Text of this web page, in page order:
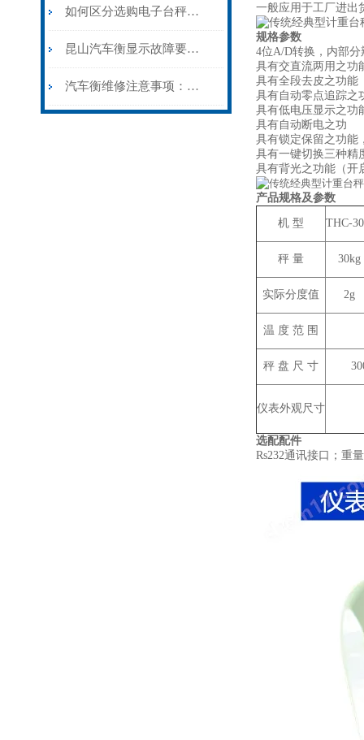
​如何区分选购电子台秤与电子平台秤？
昆山汽车衡显示故障要怎么维修？
汽车衡维修注意事项：守护计量“生命线”的安全法则
一般应用于工厂进出
规格参数
4位A/D转换，内部分
具有交直流两用之功
具有全段去皮之功能
具有自动零点追踪之
具有低电压显示之功
具有自动断电之功
具有锁定保留之功能
具有一键切换三种精
具有背光之功能（开
产品规格及参数
机 型 THC-
秤 量 30kg
实际分度值 2g
温 度 范 围
秤 盘 尺 寸
仪表外观尺寸
选配配件
Rs232通讯接口；重